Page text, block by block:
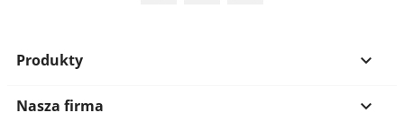
Produkty 
Nasza firma 